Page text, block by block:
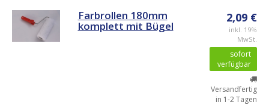
Farbrollen 180mm
komplett mit Bügel
2,09 €
inkl. 19%
MwSt.
sofort
verfügbar
Versandfertig
in 1-2 Tagen